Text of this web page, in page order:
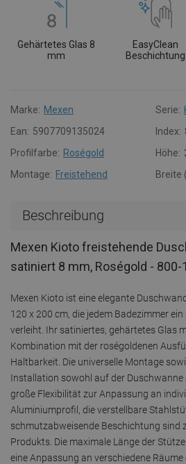
Gehärtetes Glas 8
mm
EasyClean
Beschichtung
Marke: Mexen Serie:
Ean: 5907709135024 Index:
Profilfarbe: Roségold Höhe:
Montage: Freistehend Breite
Beschreibung
Mexen Kioto freistehende
satiniert 8 mm, Roségold -
Mexen Kioto ist eine elegante
120 x 200 cm, die jedem Badezimmer
verleiht. Ihr satiniertes, gehärtetes Glas
Kombination mit der roségoldenen
Haltbarkeit. Die universelle Montage
Installation sowohl auf der Duschwanne
große Flexibilität zur Anpassung an
Aluminiumprofil, die verstellbare
schmutzabweisende Beschichtung sind
Produkts. Die maximale Länge der
eine Anpassung an verschiedene